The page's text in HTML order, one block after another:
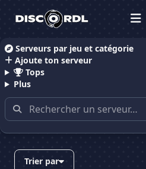
Serveurs par jeu et catégorie
Ajoute ton serveur
Tops
Plus
Accueil
Serveurs
rp
Trier par